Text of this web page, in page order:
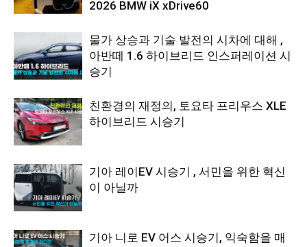
2026 BMW iX xDrive60
물가 상승과 기술 발전의 시차에 대해 ,
아반떼 1.6 하이브리드 인스퍼레이션 시
승기
친환경의 재정의, 토요타 프리우스 XLE
하이브리드 시승기
기아 레이EV 시승기 , 서민을 위한 혁신
이 아닐까
기아 니로 EV 어스 시승기, 익숙함을 매